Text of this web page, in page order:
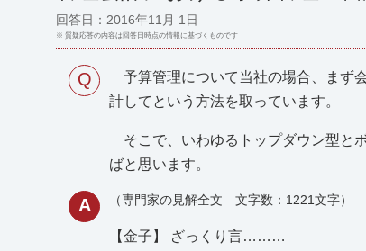
回答日：2016年11月 1日
※ 質疑応答の内容は回答日時点の情報に基づくものです
Q
予算管理について当社の場合、まず
計してという方法を取っています。
そこで、いわゆるトップダウン型と
ばと思います。
A （専門家の見解全文 文字数：1221文字）
【金子】 ざっくり言………